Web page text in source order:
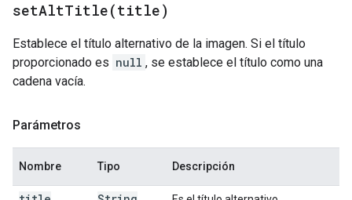
setAltTitle(title)
Establece el título alternativo de la imagen. Si el título
proporcionado es null , se establece el título como una
cadena vacía.
Parámetros
Nombre Tipo Descripción